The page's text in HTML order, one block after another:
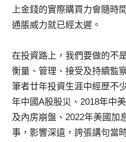
上金錢的實際購買力會隨時
通脹威力就已經太遲。
在投資路上，我們要做的不
衡量、管理、接受及持續監
筆者廿年投資生涯中經歷不
年中國A股股災、2018年中
及內房崩盤、2022年美國加
事，影響深遠，誇張講句當